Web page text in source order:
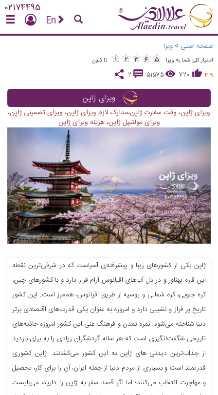
02174495
En
صفحه اصلی > ویزا
امتیاز کلی شما به ویزا ★
1 ★
2 ★
3 ★
4 ★
5
★★★★★
تا کنون
4.9
720
51575
2
ویزای ژاپن
ویزای ژاپن، وقت سفارت ژاپن،مدارک لازم ویزای ژاپن، ویزای تضمینی ژاپن،
ویزای مولتیپل ژاپن، هزینه ویزای ژاپن
ژاپن یکی از کشورهای زیبا و پیشرفته‌ی آسیاست که در شرقی‌ترین نقطه
این قاره پهناور و در دل آب‌های اقیانوس آرام قرار دارد و با کشورهای چین،
کره جنوبی، کره شمالی و روسیه از طریق اقیانوس، هم‌مرز است. این کشور
تاریخ پر فراز و نشیبی دارد و امروزه به عنوان یکی قدرت‌های اقتصادی برتر
دنیا شناخته می‌شود. ثمره تمدن و فرهنگ غنی این کشور امروزه جاذبه‌های
تاریخی شگفت‌انگیزی است که هر ساله گردشگران زیادی را به برای بازدید
از جذاب‌ترین دیدنی های ژاپن به این کشور می‌کشانند. ژاپن کشوری
قدرتمند است و بسیاری از مردم دنیا از جمله ایران، آن را برای کار، تحصیل
و مهاجرت انتخاب می‌کنند؛ اما اگر قصد سفر به ژاپن را دارید، می‌بایست